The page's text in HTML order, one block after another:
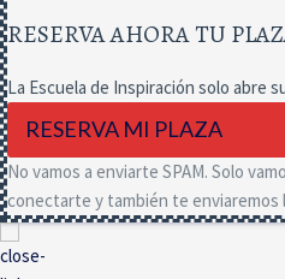
RESERVA AHORA TU
La Escuela de Inspiración solo abre
RESERVA MI PLAZA
No vamos a enviarte SPAM. Solo
conectarte y también te enviaremos